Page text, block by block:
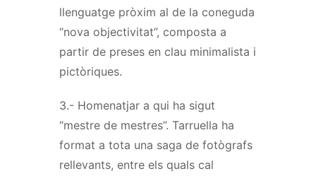
llenguatge pròxim al de la coneguda
“nova objectivitat”, composta a
partir de preses en clau minimalista i
pictòriques.
3.- Homenatjar a qui ha sigut
“mestre de mestres”. Tarruella ha
format a tota una saga de fotògrafs
rellevants, entre els quals cal